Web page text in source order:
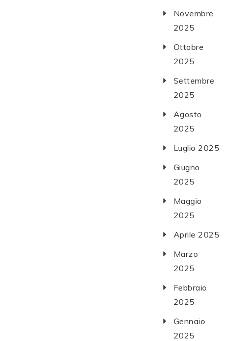
Novembre
2025
Ottobre
2025
Settembre
2025
Agosto
2025
Luglio 2025
Giugno
2025
Maggio
2025
Aprile 2025
Marzo
2025
Febbraio
2025
Gennaio
2025